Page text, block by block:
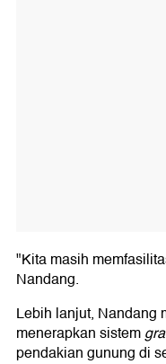
"Kita masih
Nandang.
Lebih lanjut, Nandang
menerapkan sistem
pendakian gunung di